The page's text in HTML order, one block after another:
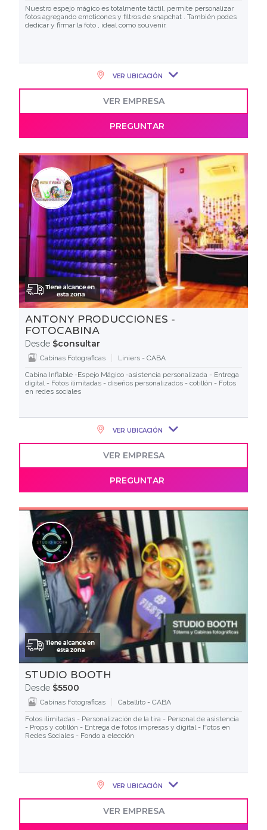
Nuestro espejo mágico es totalmente táctil, permite personalizar
fotos agregando emoticones y filtros de snapchat . También podes
dedicar y firmar la foto , ideal como souvenir.
VER UBICACIÓN
VER EMPRESA
PREGUNTAR
ANTONY PRODUCCIONES -
FOTOCABINA
Desde $consultar
Cabinas Fotograficas
Liniers - CABA
Cabina Inflable -Espejo Mágico -asistencia personalizada - Entrega
digital - Fotos ilimitadas - diseños personalizados - cotillón - Fotos
en redes sociales
VER UBICACIÓN
VER EMPRESA
PREGUNTAR
STUDIO BOOTH
Desde $5500
Cabinas Fotograficas
Caballito - CABA
Fotos ilimitadas - Personalización de la tira - Personal de asistencia
- Props y cotillón - Entrega de fotos impresas y digital - Fotos en
Redes Sociales - Fondo a elección
VER UBICACIÓN
VER EMPRESA